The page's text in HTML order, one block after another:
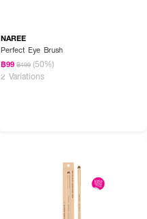
NAREE
Perfect Eye Brush
฿99 ฿199 (50%)
2 Variations